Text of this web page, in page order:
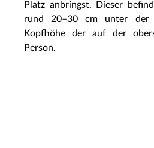
Platz anbringst. Dieser
rund 20–30 cm unter
Kopfhöhe der auf der
Person.